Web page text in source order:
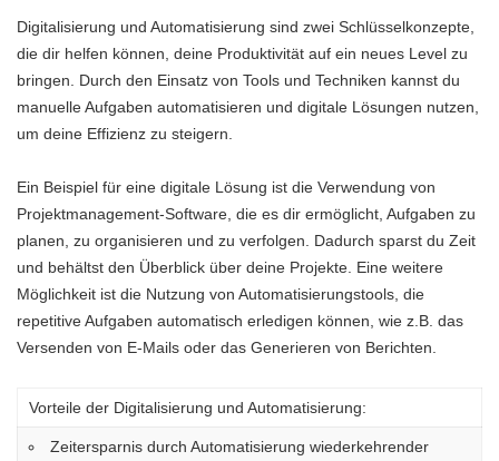
Digitalisierung und Automatisierung sind zwei Schlüsselkonzepte,
die dir helfen können, deine Produktivität auf ein neues Level zu
bringen. Durch den Einsatz von Tools und Techniken kannst du
manuelle Aufgaben automatisieren und digitale Lösungen nutzen,
um deine Effizienz zu steigern.
Ein Beispiel für eine digitale Lösung ist die Verwendung von
Projektmanagement-Software, die es dir ermöglicht, Aufgaben zu
planen, zu organisieren und zu verfolgen. Dadurch sparst du Zeit
und behältst den Überblick über deine Projekte. Eine weitere
Möglichkeit ist die Nutzung von Automatisierungstools, die
repetitive Aufgaben automatisch erledigen können, wie z.B. das
Versenden von E-Mails oder das Generieren von Berichten.
Vorteile der Digitalisierung und Automatisierung:
Zeitersparnis durch Automatisierung wiederkehrender